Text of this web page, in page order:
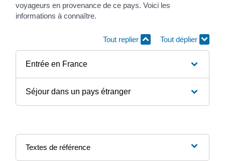
voyageurs en provenance de ce pays. Voici les
informations à connaître.
Tout replier Tout déplier
Entrée en France
Séjour dans un pays étranger
Textes de référence